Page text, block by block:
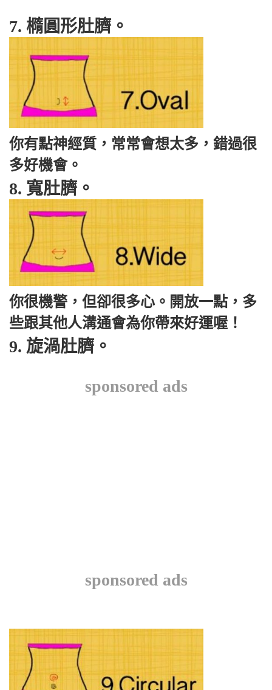
7. 橢圓形肚臍。
你有點神經質，常常會想太多，錯過很
多好機會。
8. 寬肚臍。
你很機警，但卻很多心。開放一點，多
些跟其他人溝通會為你帶來好運喔！
9. 旋渦肚臍。
sponsored ads
sponsored ads